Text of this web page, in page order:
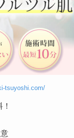
tsuyoshi.com/